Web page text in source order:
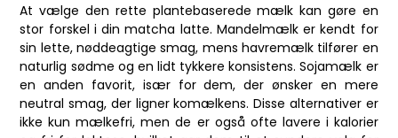
At vælge den rette plantebaserede mælk kan gøre en
stor forskel i din matcha latte. Mandelmælk er kendt for
sin lette, nøddeagtige smag, mens havremælk tilfører en
naturlig sødme og en lidt tykkere konsistens. Sojamælk er
en anden favorit, især for dem, der ønsker en mere
neutral smag, der ligner komælkens. Disse alternativer er
ikke kun mælkefri, men de er også ofte lavere i kalorier